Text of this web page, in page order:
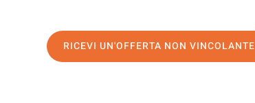
RICEVI UN'OFFERTA NON VINCOLANTE